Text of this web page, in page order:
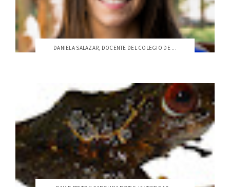
DANIELA SALAZAR, DOCENTE DEL COLEGIO DE ...